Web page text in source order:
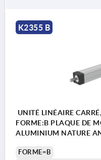
K2355 B
UNITÉ LINÉAIRE
FORME:B PLAQUE DE
ALUMINIUM NATURE
FORME=B